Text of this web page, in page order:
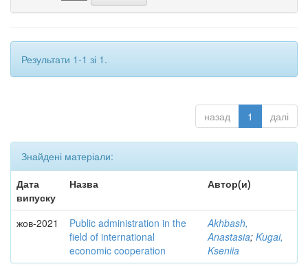
Результати 1-1 зі 1.
назад 1 далі
Знайдені матеріали:
Дата
випуску
Назва Автор(и)
жов-2021
Public administration in the
field of international
economic cooperation
Akhbash,
Anastasia; Kugai,
Kseniia